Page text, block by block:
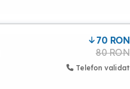
70 RON
80 RON
Telefon validat